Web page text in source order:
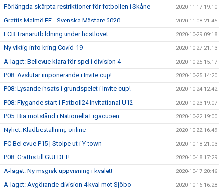
Förlängda skärpta restriktioner för fotbollen i Skåne 2020-11-17 19:10
Grattis Malmö FF - Svenska Mästare 2020 2020-11-08 21:45
FCB Tränarutbildning under höstlovet 2020-10-29 09:18
Ny viktig info kring Covid-19 2020-10-27 21:13
A-laget: Bellevue klara för spel i division 4 2020-10-25 15:17
P08: Avslutar imponerande i Invite cup! 2020-10-25 14:20
P08: Lysande insats i grundspelet i Invite cup! 2020-10-24 12:42
P08: Flygande start i Fotboll24 Invitational U12 2020-10-23 19:07
P05: Bra motstånd i Nationella Ligacupen 2020-10-22 19:00
Nyhet: Klädbeställning online 2020-10-22 16:49
FC Bellevue P15 | Stolpe ut i Y-town 2020-10-18 21:03
P08: Grattis till GULDET! 2020-10-18 17:29
A-laget: Ny magisk uppvisning i kvalet! 2020-10-17 20:46
A-laget: Avgörande division 4 kval mot Sjöbo 2020-10-16 16:28